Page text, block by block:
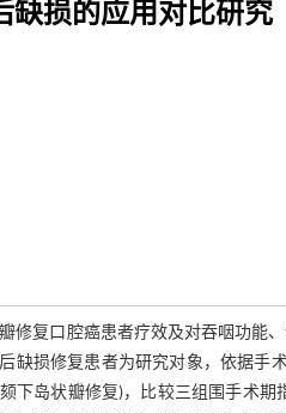
缺损的应用对比研究
修复口腔癌患者疗效及对吞咽功能
缺损修复患者为研究对象，依据手
下岛状瓣修复)，比较三组围手术